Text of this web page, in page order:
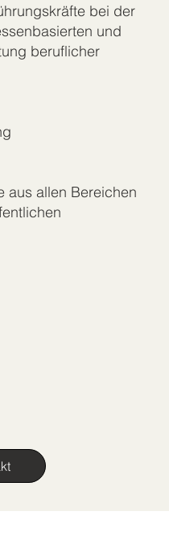
bei der
und
beruflicher
aus allen Bereichen